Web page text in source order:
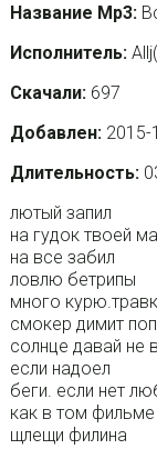
Название Mp3:
Исполнитель:
Скачали:697
Добавлен:2015-
Длительность:
лютый запил
на гудок твоей
на все забил
ловлю бетрипы
много
смокер димит
солнце давай не
если надоел
беги. если нет
как в том фильме
щлещи филина